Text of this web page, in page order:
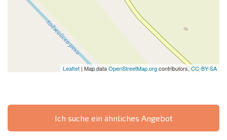
Leaflet | Map dataOpenStreetMap.orgcontributors,CC-BY-SA
Ich suche ein ähnliches Angebot